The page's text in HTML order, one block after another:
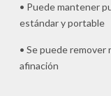
• Puede mantener
estándar y portable
• Se puede remover
afinación